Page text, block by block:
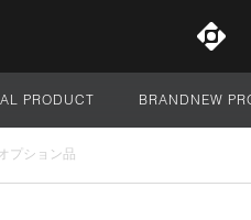
サイト全体
PRODUCT BRANDNEW
プション品